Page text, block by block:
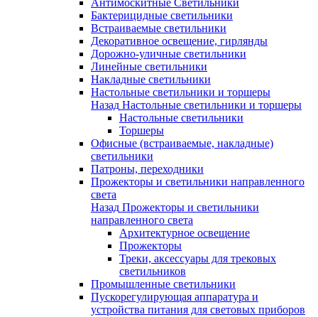
Антимоскитные Светильники
Бактерицидные светильники
Встраиваемые светильники
Декоративное освещение, гирлянды
Дорожно-уличные светильники
Линейные светильники
Накладные светильники
Настольные светильники и торшеры
Назад Настольные светильники и торшеры
Настольные светильники
Торшеры
Офисные (встраиваемые, накладные)
светильники
Патроны, переходники
Прожекторы и светильники направленного
света
Назад Прожекторы и светильники
направленного света
Архитектурное освещение
Прожекторы
Треки, аксессуары для трековых
светильников
Промышленные светильники
Пускорегулирующая аппаратура и
устройства питания для световых приборов